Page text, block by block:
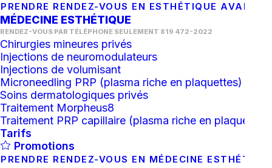
PRENDRE RENDEZ-VOUS EN ESTHÉTIQUE AVANCÉ
MÉDECINE ESTHÉTIQUE
RENDEZ-VOUS PAR TÉLÉPHONE SEULEMENT 819 472-2022
Chirurgies mineures privés
Injections de neuromodulateurs
Injections de volumisant
Microneedling PRP (plasma riche en plaquettes)
Soins dermatologiques privés
Traitement Morpheus8
Traitement PRP capillaire (plasma riche en plaquettes)
Tarifs
Promotions
PRENDRE RENDEZ-VOUS EN MÉDECINE
Osmosis Rescue MD